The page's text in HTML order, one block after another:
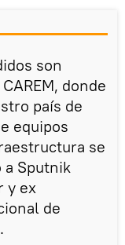
son
donde
país de
equipos
se
Sputnik
y ex
de